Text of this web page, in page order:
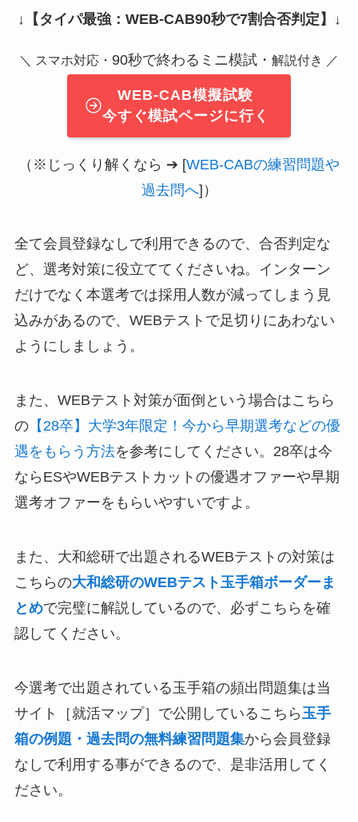
↓ 【タイパ最強：WEB-CAB90秒で7割合否判定】 ↓
＼ スマホ対応・ 90秒で終わるミニ模試・ 解説付き ／
WEB-CAB模擬試験
今すぐ模試ページに行く
（※じっくり解くなら ➔ [WEB-CABの練習問題や
過去問へ]）
全て会員登録なしで利用できるので、合否判定な
ど、選考対策に役立ててくださいね。インターン
だけでなく本選考では採用人数が減ってしまう見
込みがあるので、WEBテストで足切りにあわない
ようにしましょう。
また、WEBテスト対策が面倒という場合はこちら
の【28卒】大学3年限定！今から早期選考などの優
遇をもらう方法を参考にしてください。28卒は今
ならESやWEBテストカットの優遇オファーや早期
選考オファーをもらいやすいですよ。
また、大和総研で出題されるWEBテストの対策は
こちらの大和総研のWEBテスト玉手箱ボーダーま
とめで完璧に解説しているので、必ずこちらを確
認してください。
今選考で出題されている玉手箱の頻出問題集は当
サイト［就活マップ］で公開しているこちら 玉手
箱の例題・過去問の無料練習問題集から会員登録
なしで利用する事ができるので、是非活用してく
ださい。